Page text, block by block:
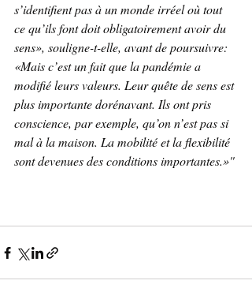
s’identifient pas à un monde irréel où tout
ce qu’ils font doit obligatoirement avoir du
sens», souligne-t-elle, avant de poursuivre:
«Mais c’est un fait que la pandémie a
modifié leurs valeurs. Leur quête de sens est
plus importante dorénavant. Ils ont pris
conscience, par exemple, qu’on n’est pas si
mal à la maison. La mobilité et la flexibilité
sont devenues des conditions importantes.»"